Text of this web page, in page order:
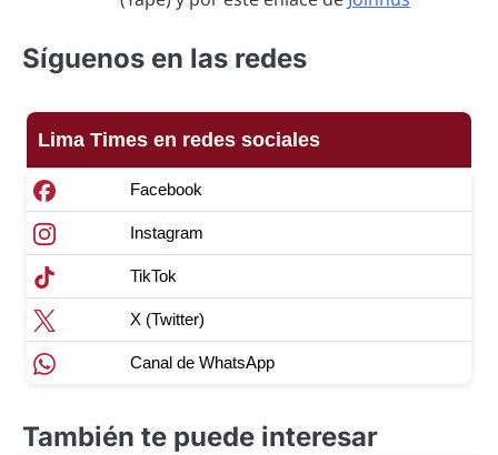
Síguenos en las redes
Lima Times en redes sociales
Facebook
Instagram
TikTok
X (Twitter)
Canal de WhatsApp
También te puede interesar